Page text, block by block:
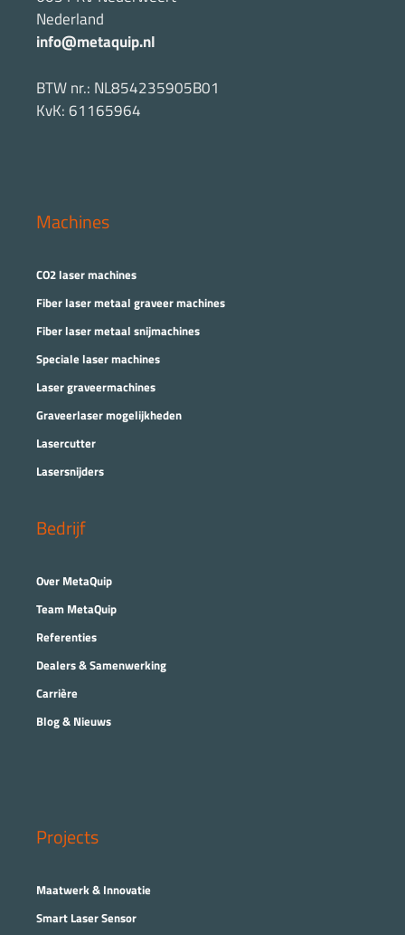
Nederland
info@metaquip.nl
BTW nr.: NL854235905B01
KvK: 61165964
Machines
CO2 laser machines
Fiber laser metaal graveer machines
Fiber laser metaal snijmachines
Speciale laser machines
Laser graveermachines
Graveerlaser mogelijkheden
Lasercutter
Lasersnijders
Bedrijf
Over MetaQuip
Team MetaQuip
Referenties
Dealers & Samenwerking
Carrière
Blog & Nieuws
Projects
Maatwerk & Innovatie
Smart Laser Sensor